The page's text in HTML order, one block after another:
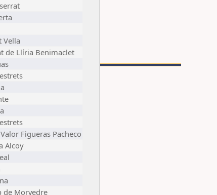
Vella
de Llíria Benimaclet
Figueras Pacheco
Alcoy
de Morvedre